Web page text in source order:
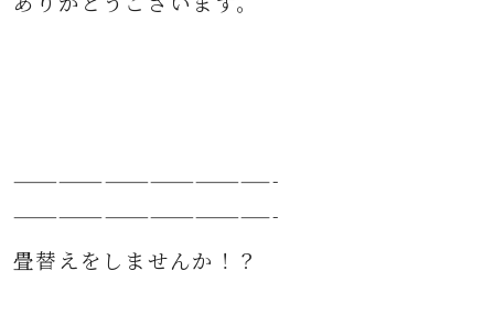
—————————————————-
—————————————————-
畳替えをしませんか！？